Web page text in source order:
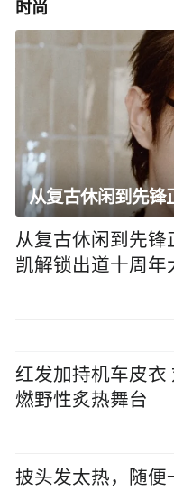
时尚
从复古休闲到先锋
凯解锁出道十周年
红发加持机车皮衣
燃野性炙热舞台
披头发太热，随便